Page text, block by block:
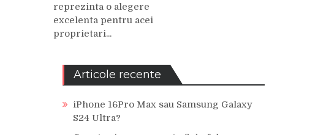
reprezinta o alegere
excelenta pentru acei
proprietari...
Articole recente
iPhone 16Pro Max sau Samsung Galaxy
S24 Ultra?